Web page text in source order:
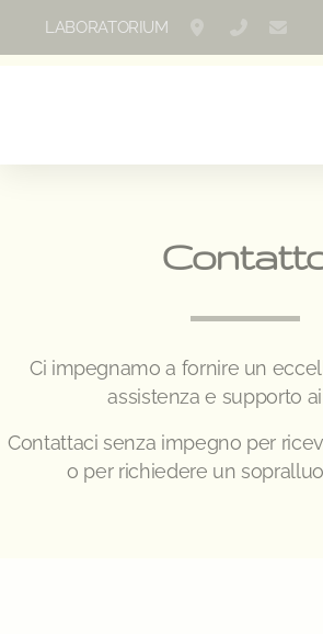
LABORATORIUM
Ci impegnamo a fornire un
assistenza e supporto
Contattaci senza impegno per
o per richiedere un